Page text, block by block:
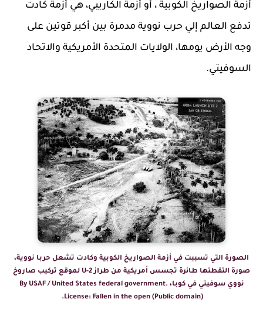
أزمة الصواريخ الكوبية ، أو أزمة الكاريبي، هي أزمة كادت
تدفع العالم إلي حرب نووية مدمرة بين أكبر قوتين على
وجه الأرض يومها، الولايات المتحدة الأمريكية والاتحاد
السوفيتي.
الصورة التي تسببت في أزمة الصواريخ الكوبية وكادت تشعل حربا نووية،
صورة التقطتها طائرة تجسس أمريكية من طراز U-2 لموقع تركيب صاروخ
نووي سوفيتي في كوبا، By USAF / United States federal government.
License: Fallen in the open (Public domain).